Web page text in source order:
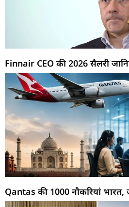
Finnair CEO की 2026 सैलरी
Qantas की 1000 नौकरियां भारत,